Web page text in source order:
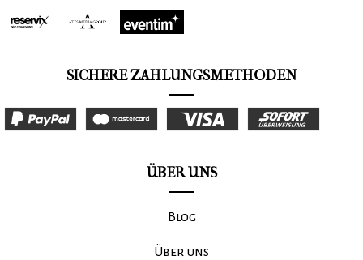
SICHERE ZAHLUNGSMETHODEN
ÜBER UNS
Blog
Über uns